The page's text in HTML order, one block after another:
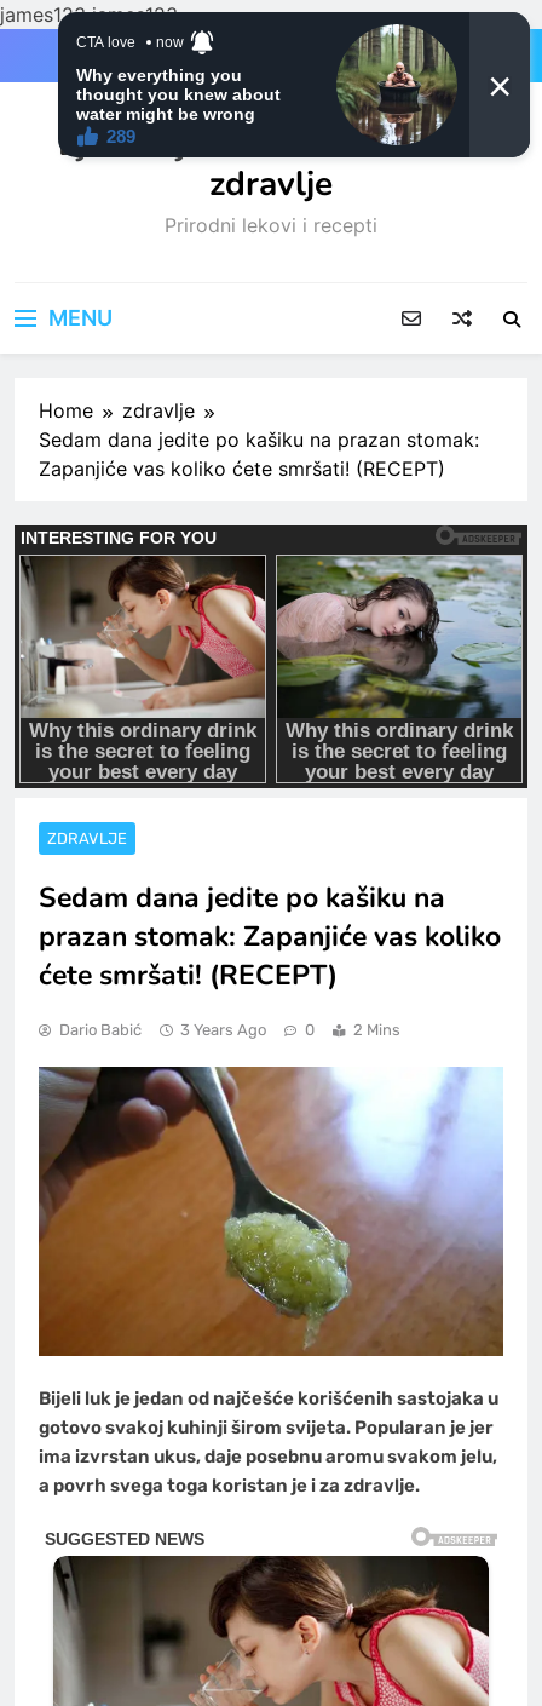
james123james123
Ljubitelji mačaka i Prirodno
zdravlje
Prirodni lekovi i recepti
MENU
Home
zdravlje
Sedam dana jedite po kašiku na prazan stomak:
Zapanjiće vas koliko ćete smršati! (RECEPT)
ZDRAVLJE
Sedam dana jedite po kašiku na
prazan stomak: Zapanjiće vas koliko
ćete smršati! (RECEPT)
Dario Babić 3 Years Ago 0 2 Mins
Bijeli luk je jedan od najčešće korišćenih sastojaka u
gotovo svakoj kuhinji širom svijeta. Popularan je jer
ima izvrstan ukus, daje posebnu aromu svakom jelu,
a povrh svega toga koristan je i za zdravlje.